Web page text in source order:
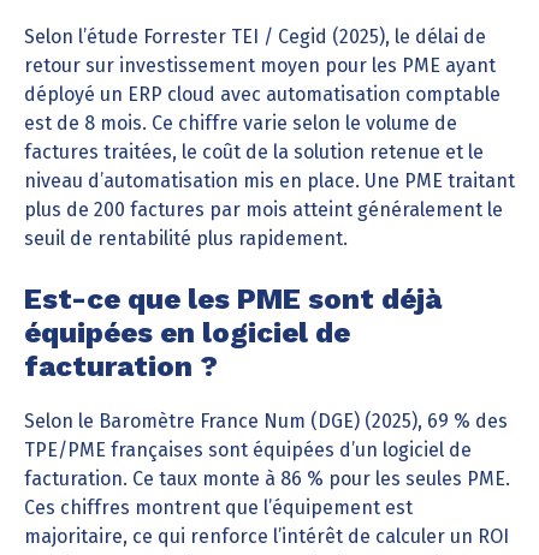
Selon l’étude Forrester TEI / Cegid (2025), le délai de
retour sur investissement moyen pour les PME ayant
déployé un ERP cloud avec automatisation comptable
est de 8 mois. Ce chiffre varie selon le volume de
factures traitées, le coût de la solution retenue et le
niveau d’automatisation mis en place. Une PME traitant
plus de 200 factures par mois atteint généralement le
seuil de rentabilité plus rapidement.
Est-ce que les PME sont déjà
équipées en logiciel de
facturation ?
Selon le Baromètre France Num (DGE) (2025), 69 % des
TPE/PME françaises sont équipées d’un logiciel de
facturation. Ce taux monte à 86 % pour les seules PME.
Ces chiffres montrent que l’équipement est
majoritaire, ce qui renforce l’intérêt de calculer un ROI